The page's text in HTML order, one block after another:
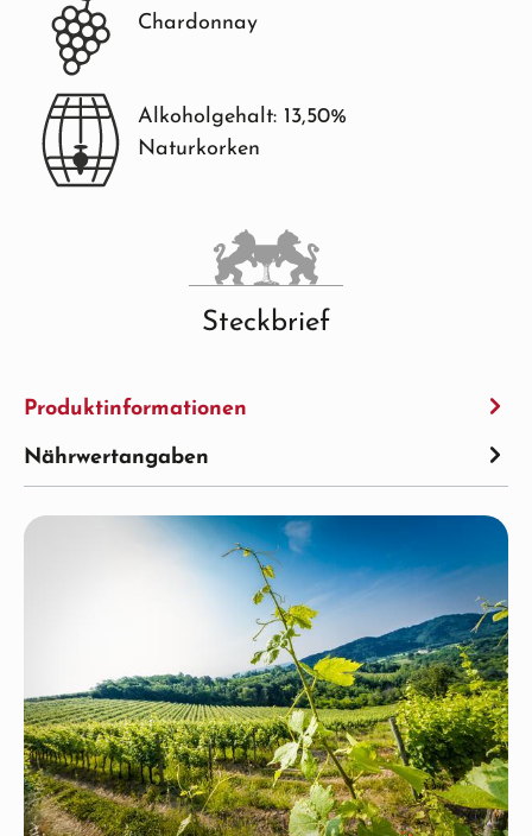
Chardonnay
Alkoholgehalt: 13,50%
Naturkorken
Steckbrief
Produktinformationen
Nährwertangaben